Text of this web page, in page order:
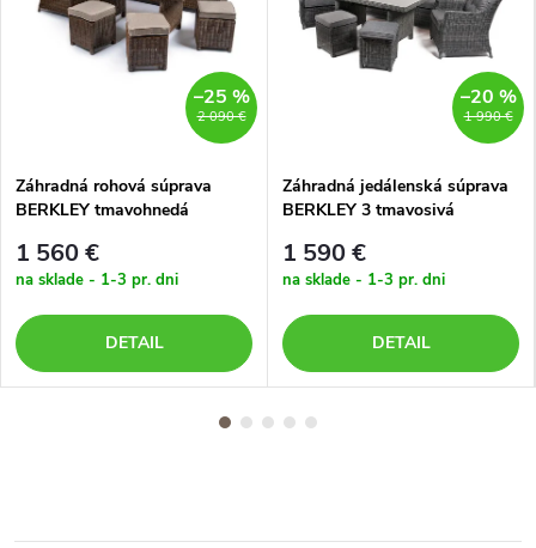
2 090 €
–25 %
Záhradná rohová súprava
BERKLEY tmavohnedá
1 560 €
na sklade - 1-3 pr. dni
DETAIL
1 990 €
–20 %
Záhradná jedálenská súprava
BERKLEY 3 tmavosivá
1 590 €
na sklade - 1-3 pr. dni
DETAIL